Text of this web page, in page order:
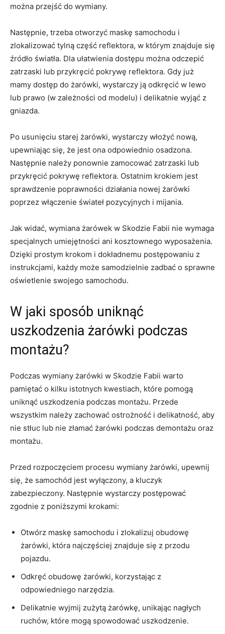
można przejść do‍ wymiany.
Następnie, trzeba otworzyć maskę ⁢samochodu i
zlokalizować tylną część reflektora, w którym znajduje się
źródło światła. Dla ułatwienia dostępu można odczepić
zatrzaski lub przykręcić pokrywę reflektora. Gdy już
mamy dostęp do żarówki, wystarczy ją odkręcić w lewo
lub prawo (w zależności od modelu) i delikatnie wyjąć‍ z
⁣gniazda.
Po usunięciu starej żarówki, wystarczy⁤ włożyć⁢ nową,
upewniając się, że jest ona odpowiednio osadzona.
Następnie należy ponownie zamocować zatrzaski lub
przykręcić pokrywę reflektora. Ostatnim krokiem ⁣jest
sprawdzenie poprawności działania nowej żarówki
poprzez włączenie ‌świateł pozycyjnych i ‍mijania.
Jak widać, wymiana żarówek w Skodzie Fabii nie wymaga
specjalnych umiejętności ani kosztownego wyposażenia.
Dzięki​ prostym krokom ‍i dokładnemu postępowaniu z
instrukcjami, każdy może samodzielnie zadbać o sprawne‌
oświetlenie swojego samochodu.
W jaki sposób uniknąć
uszkodzenia żarówki podczas
montażu?
Podczas wymiany żarówki w Skodzie Fabii ⁣warto
pamiętać o kilku istotnych kwestiach, które pomogą
uniknąć uszkodzenia podczas montażu. Przede
wszystkim należy ⁤zachować ⁤ostrożność i delikatność, aby
nie stłuc lub nie złamać ‍żarówki podczas demontażu oraz
montażu.
Przed rozpoczęciem procesu wymiany żarówki,‍ upewnij
się, że samochód jest wyłączony, a kluczyk
zabezpieczony. Następnie‌ wystarczy‍ postępować
zgodnie‍ z‌ poniższymi krokami:
Otwórz maskę samochodu i zlokalizuj obudowę
żarówki, która najczęściej znajduje się z przodu
pojazdu.
Odkręć obudowę żarówki, korzystając z
odpowiedniego narzędzia.
Delikatnie wyjmij zużytą żarówkę, unikając nagłych
ruchów, które mogą‌ spowodować⁣ uszkodzenie.